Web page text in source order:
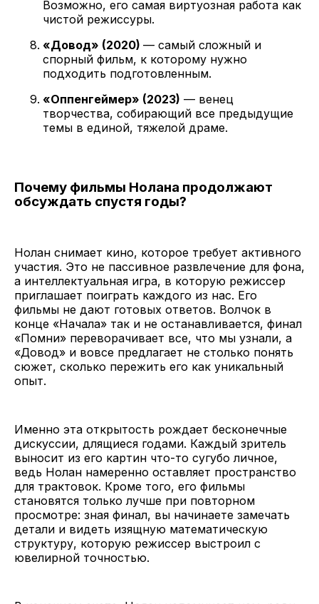
Возможно, его самая виртуозная работа как
чистой режиссуры.
«Довод» (2020) — самый сложный и
спорный фильм, к которому нужно
подходить подготовленным.
«Оппенгеймер» (2023) — венец
творчества, собирающий все предыдущие
темы в единой, тяжелой драме.
Почему фильмы Нолана продолжают
обсуждать спустя годы?
Нолан снимает кино, которое требует активного
участия. Это не пассивное развлечение для фона,
а интеллектуальная игра, в которую режиссер
приглашает поиграть каждого из нас. Его
фильмы не дают готовых ответов. Волчок в
конце «Начала» так и не останавливается, финал
«Помни» переворачивает все, что мы узнали, а
«Довод» и вовсе предлагает не столько понять
сюжет, сколько пережить его как уникальный
опыт.
Именно эта открытость рождает бесконечные
дискуссии, длящиеся годами. Каждый зритель
выносит из его картин что-то сугубо личное,
ведь Нолан намеренно оставляет пространство
для трактовок. Кроме того, его фильмы
становятся только лучше при повторном
просмотре: зная финал, вы начинаете замечать
детали и видеть изящную математическую
структуру, которую режиссер выстроил с
ювелирной точностью.